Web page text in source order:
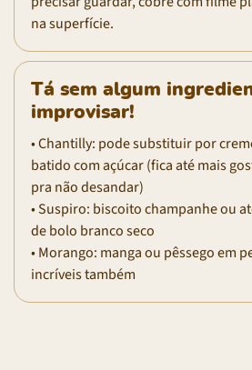
na superfície.
Tá sem algum
improvisar!
• Chantilly: pode substituir por
batido com açúcar (fica até mais
pra não desandar)
• Suspiro: biscoito champanhe ou
de bolo branco seco
• Morango: manga ou pêssego em
incríveis também